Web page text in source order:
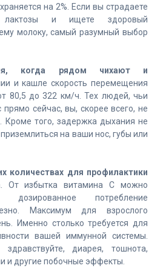
на 2%. Если вы страдаете
лактозы и ищете здоровый
молоку, самый разумный выбор
когда рядом чихают и
и кашле скорость перемещения
80,5 до 322 км/ч. Тех людей, чьи
сейчас, вы, скорее всего, не
Кроме того, задержка дыхания не
на ваши нос, губы или
количествах для профилактики
. От избытка витамина С можно
дозированное потребление
Максимум для взрослого
Именно столько требуется для
вашей иммунной системы.
диарея, тошнота,
и другие побочные эффекты.